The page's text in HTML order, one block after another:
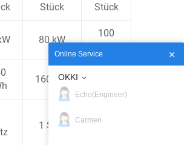
Stück
Stück
80 kW
100
kW
160kwh
1 Satz
Online Service
OKKI
Echo(Engineer)
Carmen